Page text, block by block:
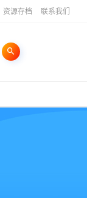
资源存档 联系我们